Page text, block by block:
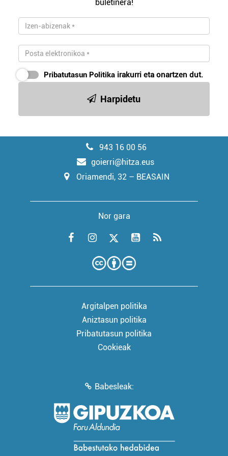
buletinera!
Pribatutasun Politika irakurri eta onartzen dut.
Harpidetu
943 16 00 56
goierri@hitza.eus
Oriamendi, 32 – BEASAIN
Nor gara
Argitalpen politika
Aniztasun politika
Pribatutasun politika
Cookieak
Babesleak: